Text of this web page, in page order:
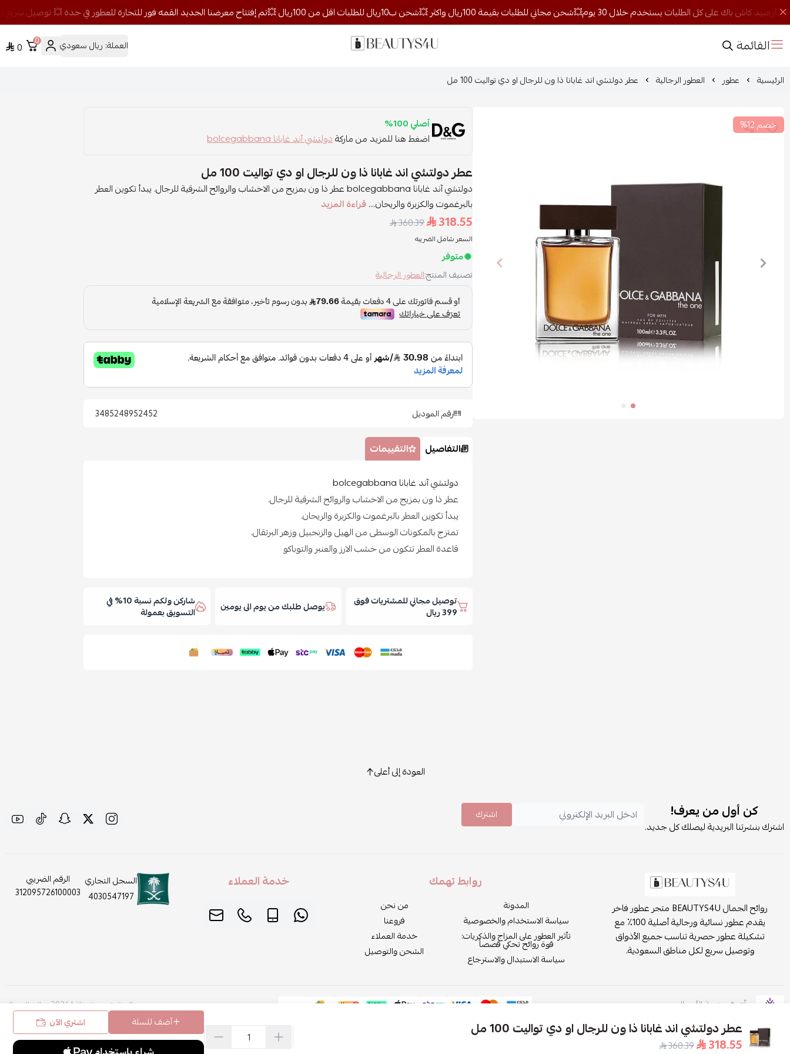
القائمة روائح الجمال العملة: ريال سعودي 0
0
الرئيسية عطور العطور الرجالية عطر دولتشي اند غابانا ذا ون للرجال او دي تواليت 100 مل
خصم 12%
أصلي 100%
اضغط هنا للمزيد من ماركةدولتشي آند غابانا bolcegabbana
عطر دولتشي اند غابانا ذا ون للرجال او دي تواليت 100 مل
دولتشي آند غابانا bolcegabbana عطر ذا ون بمزيج من الاخشاب والروائح الشرقية للرجال. يبدأ تكوين العطر
بالبرغموت والكزبرة والريحان....قراءة المزيد
318.55
360.39
السعر شامل الضريبه
متوفر
تصنيف المنتج:العطور الرجالية
رقم الموديل 3485248952452
عطر دولتشي اند غابانا ذا ون للرجال او دي تواليت 100 مل
318.55
360.39
أضف للسلة اشتري الآن
التفاصيل التقييمات
دولتشي آند غابانا bolcegabbana
عطر ذا ون بمزيج من الاخشاب والروائح الشرقية للرجال.
يبدأ تكوين العطر بالبرغموت والكزبرة والريحان.
تمتزج بالمكونات الوسطى من الهيل والزنجبيل وزهر البرتقال.
قاعدة العطر تتكون من خشب الارز والعنبر والتوباكو
توصيل مجاني للمشتريات فوق
399 ريال يوصل طلبك من يوم الى يومين شاركن ولكم نسبة 10% في
التسويق بعمولة
العودة إلى أعلى
كن أول من يعرف!
اشترك بنشرتنا البريدية ليصلك كل جديد.
اشترك
روائح الجمال BEAUTYS4U متجر عطور فاخر
يقدم عطور نسائية ورجالية أصلية 100٪ مع
تشكيلة عطور حصرية تناسب جميع الأذواق
وتوصيل سريع لكل مناطق السعودية.
روابط تهمك
المدونة
سياسة الاستخدام والخصوصية
تأثير العطور على المزاج والذكريات:
قوة روائح تحكي قصصاً
سياسة الاستبدال والاسترجاع
من نحن
فروعنا
خدمة العملاء
الشحن والتوصيل
خدمة العملاء
السجل التجاري
4030547197
الرقم الضريبي
312095726100003
موثّق في منصة الأعمال الحقوق محفوظة | 2026 روائح الجمال